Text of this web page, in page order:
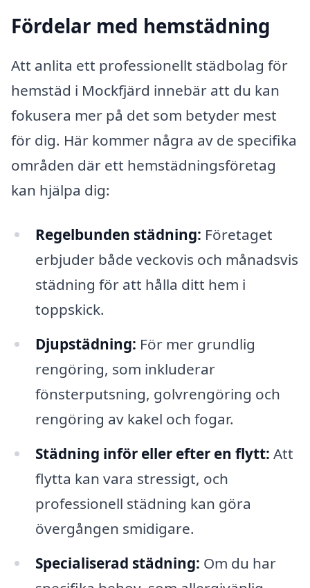
Fördelar med hemstädning
Att anlita ett professionellt städbolag för
hemstäd i Mockfjärd innebär att du kan
fokusera mer på det som betyder mest
för dig. Här kommer några av de specifika
områden där ett hemstädningsföretag
kan hjälpa dig:
Regelbunden städning: Företaget
erbjuder både veckovis och månadsvis
städning för att hålla ditt hem i
toppskick.
Djupstädning: För mer grundlig
rengöring, som inkluderar
fönsterputsning, golvrengöring och
rengöring av kakel och fogar.
Städning inför eller efter en flytt: Att
flytta kan vara stressigt, och
professionell städning kan göra
övergången smidigare.
Specialiserad städning: Om du har